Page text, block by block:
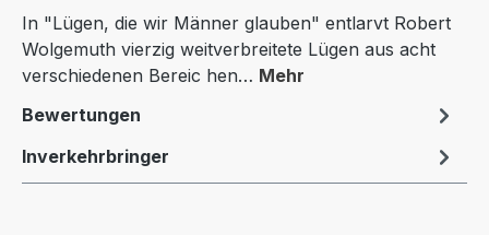
In "Lügen, die wir Männer glauben" entlarvt Robert
Wolgemuth vierzig weitverbreitete Lügen aus acht
verschiedenen Bereic hen… Mehr
Bewertungen
Inverkehrbringer